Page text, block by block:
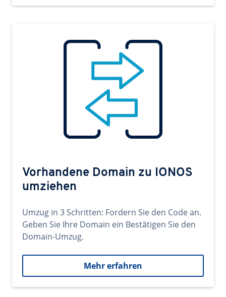
Vorhandene Domain zu IONOS
umziehen
Umzug in 3 Schritten: Fordern Sie den Code an.
Geben Sie Ihre Domain ein Bestätigen Sie den
Domain-Umzug.
Mehr erfahren